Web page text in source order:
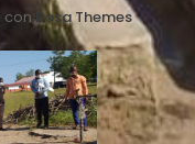
conBosa Themes